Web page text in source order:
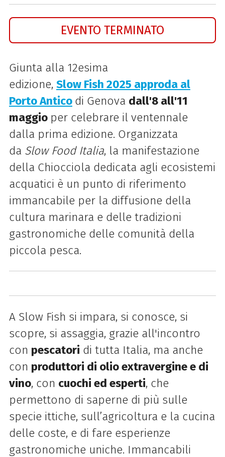
EVENTO TERMINATO
Giunta alla 12esima
edizione, Slow Fish 2025 approda al
Porto Antico di Genova dall'8 all'11
maggio per celebrare il ventennale
dalla prima edizione. Organizzata
da SlowFood Italia, la manifestazione
della Chiocciola dedicata agli ecosistemi
acquatici è un punto di riferimento
immancabile per la diffusione della
cultura marinara e delle tradizioni
gastronomiche delle comunità della
piccola pesca.
A Slow Fish si impara, si conosce, si
scopre, si assaggia, grazie all'incontro
con pescatori di tutta Italia, ma anche
con produttori di olio extravergine e di
vino, con cuochi ed esperti, che
permettono di saperne di più sulle
specie ittiche, sull’agricoltura e la cucina
delle coste, e di fare esperienze
gastronomiche uniche. Immancabili